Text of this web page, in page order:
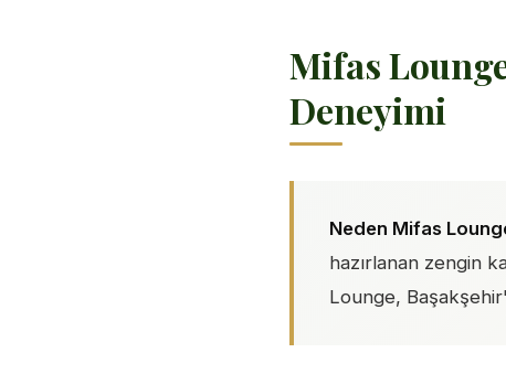
Mifas
Deneyimi
Neden Mifas
hazırlanan zengin
Lounge,